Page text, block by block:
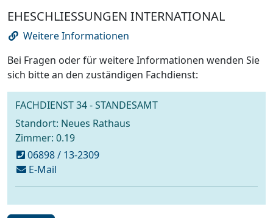
EHESCHLIESSUNGEN INTERNATIONAL
Weitere Informationen
Bei Fragen oder für weitere Informationen wenden Sie
sich bitte an den zuständigen Fachdienst:
FACHDIENST 34 - STANDESAMT
Standort: Neues Rathaus
Zimmer: 0.19
06898 / 13-2309
E-Mailschreiben
an